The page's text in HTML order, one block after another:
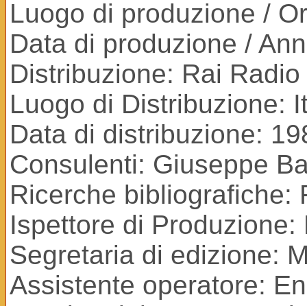
Luogo di produzione /
Data di produzione /
Distribuzione: Rai
Luogo di Distribuzione:
Data di distribuzione:
Consulenti: Giuseppe
Ricerche bibliografiche:
Ispettore di
Segretaria di edizione:
Assistente operatore: